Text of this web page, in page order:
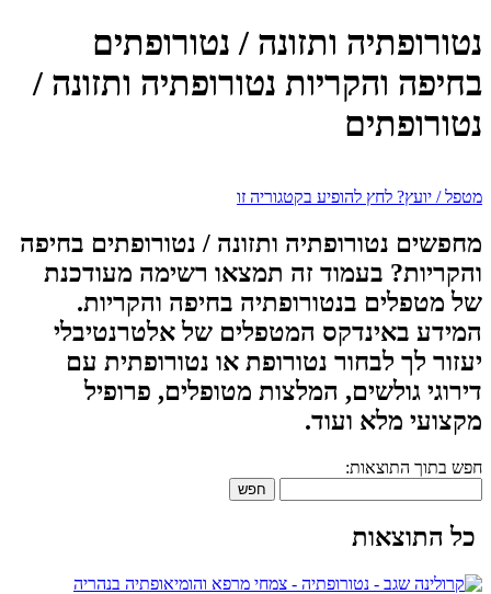
נטורופתיה ותזונה / נטורופתים
בחיפה והקריות נטורופתיה ותזונה /
נטורופתים
מטפל / יועץ? לחץ להופיע בקטגוריה זו
מחפשים נטורופתיה ותזונה / נטורופתים בחיפה
והקריות? בעמוד זה תמצאו רשימה מעודכנת
של מטפלים בנטורופתיה בחיפה והקריות.
המידע באינדקס המטפלים של אלטרנטיבלי
יעזור לך לבחור נטורופת או נטורופתית עם
דירוגי גולשים, המלצות מטופלים, פרופיל
מקצועי מלא ועוד.
חפש בתוך התוצאות:
חפש
כל התוצאות